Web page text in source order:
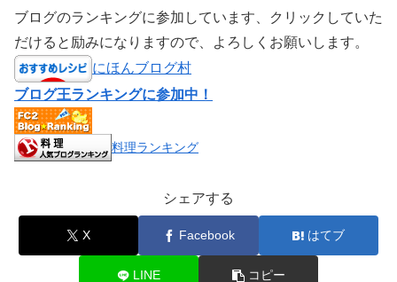
ブログのランキングに参加しています、クリックしていた
だけると励みになりますので、よろしくお願いします。
にほんブログ村
ブログ王ランキングに参加中！
料理ランキング
シェアする
X Facebook はてブ
LINE コピー